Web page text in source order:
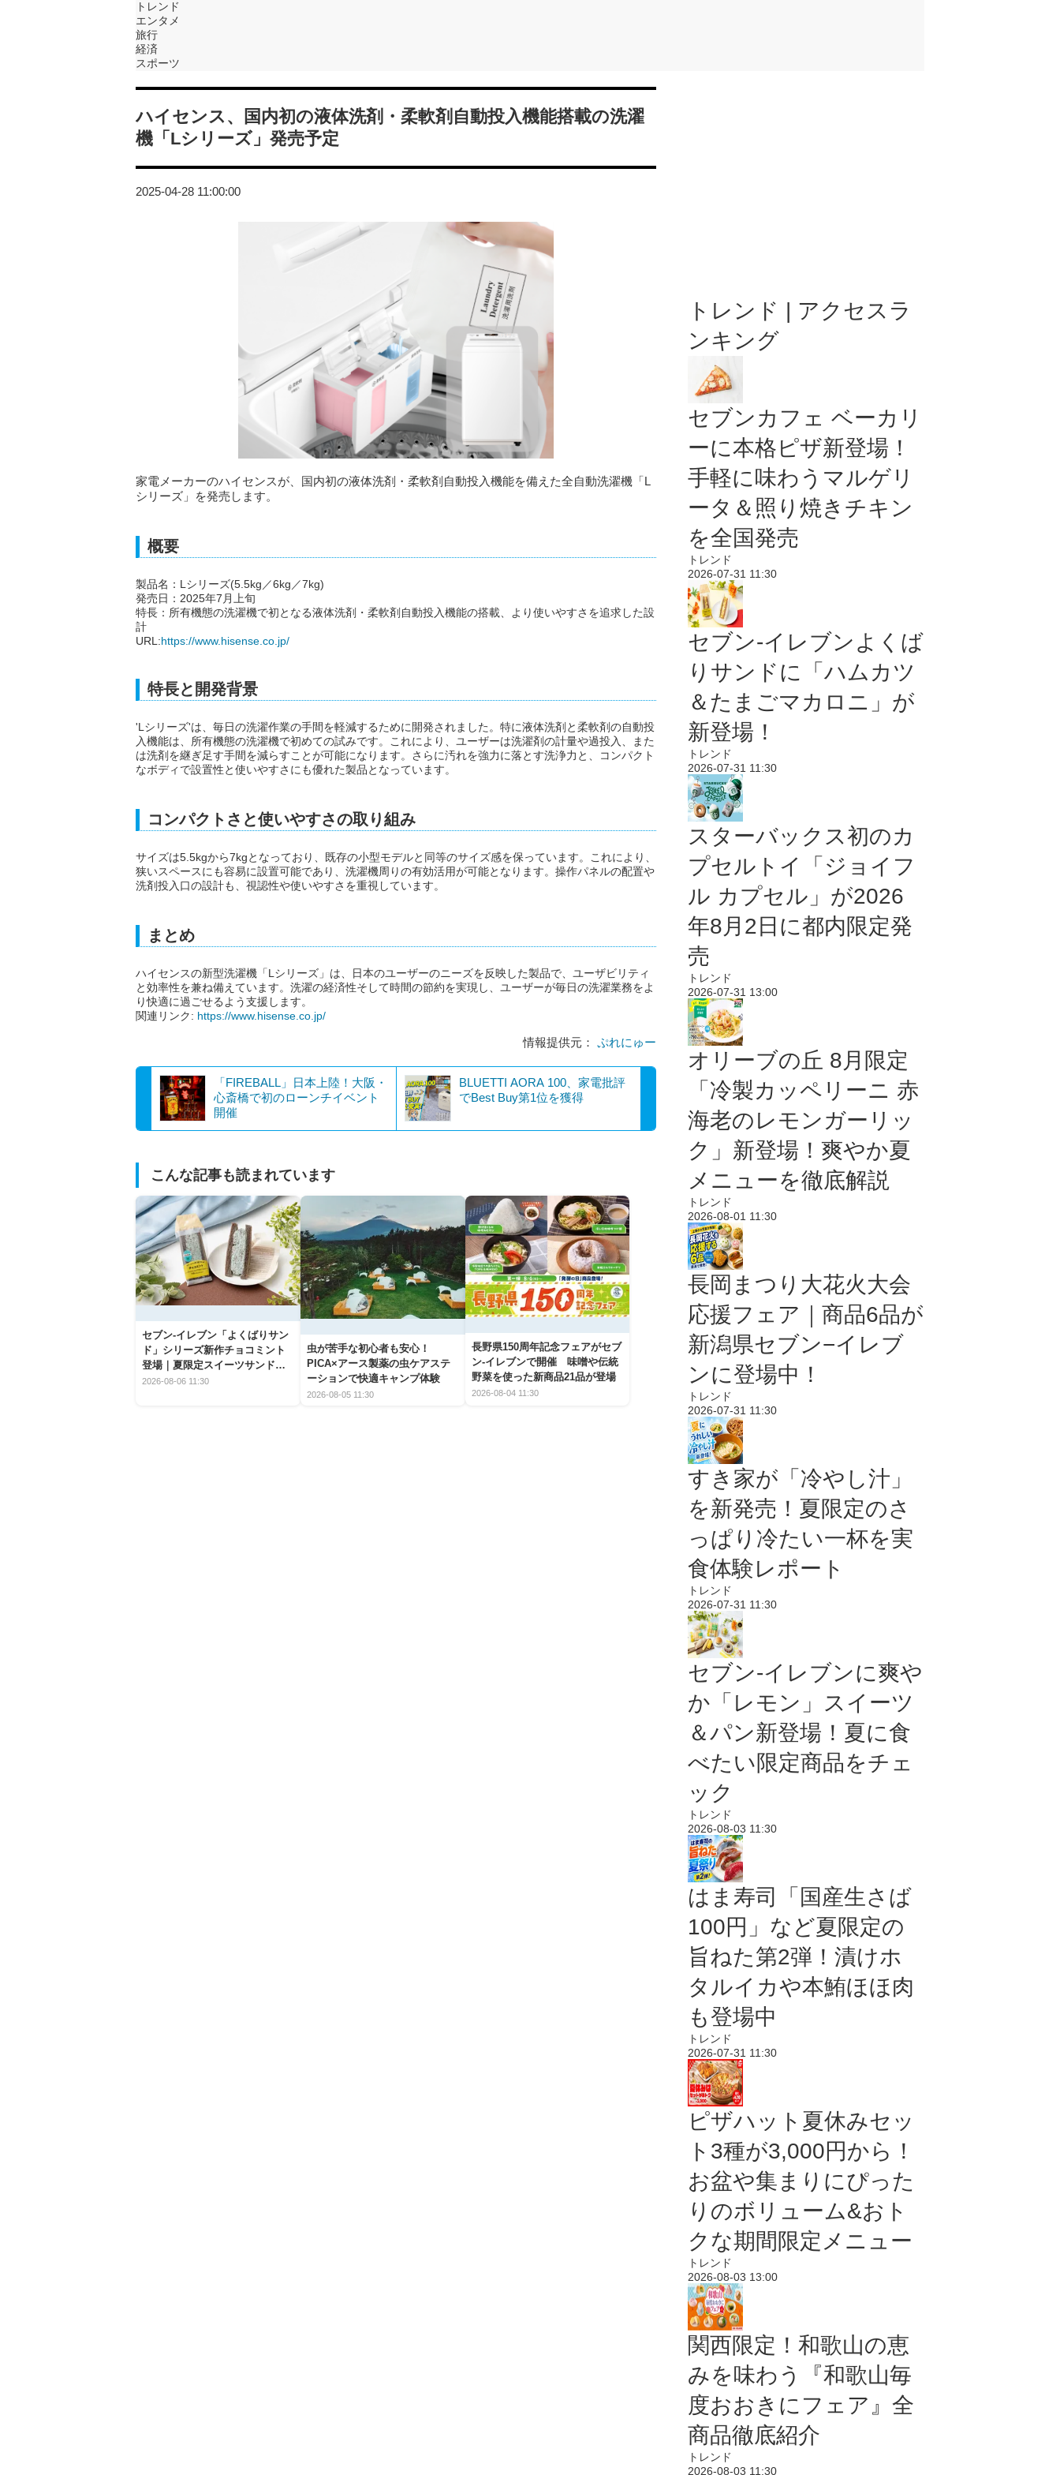
トレンド
エンタメ
旅行
経済
スポーツ
ハイセンス、国内初の液体洗剤・柔軟剤自動投入機能搭載の洗濯
機「Lシリーズ」発売予定
2025-04-28 11:00:00
家電メーカーのハイセンスが、国内初の液体洗剤・柔軟剤自動投入機能を備えた全自動洗濯機「L
シリーズ」を発売します。
概要
製品名：Lシリーズ(5.5kg／6kg／7kg)
発売日：2025年7月上旬
特長：所有機態の洗濯機で初となる液体洗剤・柔軟剤自動投入機能の搭載、より使いやすさを追求した設
計
URL:https://www.hisense.co.jp/
特長と開発背景
'Lシリーズ'は、毎日の洗濯作業の手間を軽減するために開発されました。特に液体洗剤と柔軟剤の自動投
入機能は、所有機態の洗濯機で初めての試みです。これにより、ユーザーは洗濯剤の計量や過投入、また
は洗剤を継ぎ足す手間を減らすことが可能になります。さらに汚れを強力に落とす洗浄力と、コンパクト
なボディで設置性と使いやすさにも優れた製品となっています。
コンパクトさと使いやすさの取り組み
サイズは5.5kgから7kgとなっており、既存の小型モデルと同等のサイズ感を保っています。これにより、
狭いスペースにも容易に設置可能であり、洗濯機周りの有効活用が可能となります。操作パネルの配置や
洗剤投入口の設計も、視認性や使いやすさを重視しています。
まとめ
ハイセンスの新型洗濯機「Lシリーズ」は、日本のユーザーのニーズを反映した製品で、ユーザビリティ
と効率性を兼ね備えています。洗濯の経済性そして時間の節約を実現し、ユーザーが毎日の洗濯業務をよ
り快適に過ごせるよう支援します。
関連リンク: https://www.hisense.co.jp/
情報提供元： ぷれにゅー
「FIREBALL」日本上陸！大阪・
心斎橋で初のローンチイベント
開催
BLUETTI AORA 100、家電批評
でBest Buy第1位を獲得
こんな記事も読まれています
セブン‐イレブン「よくばりサン
ド」シリーズ新作チョコミント
登場｜夏限定スイーツサンドの
爽快な魅力
2026-08-06 11:30
虫が苦手な初心者も安心！
PICA×アース製薬の虫ケアステ
ーションで快適キャンプ体験
2026-08-05 11:30
長野県150周年記念フェアがセブ
ン-イレブンで開催 味噌や伝統
野菜を使った新商品21品が登場
2026-08-04 11:30
トレンド | アクセスラ
ンキング
セブンカフェ ベーカリ
ーに本格ピザ新登場！
手軽に味わうマルゲリ
ータ＆照り焼きチキン
を全国発売
トレンド
2026-07-31 11:30
セブン‐イレブンよくば
りサンドに「ハムカツ
＆たまごマカロニ」が
新登場！
トレンド
2026-07-31 11:30
スターバックス初のカ
プセルトイ「ジョイフ
ル カプセル」が2026
年8月2日に都内限定発
売
トレンド
2026-07-31 13:00
オリーブの丘 8月限定
「冷製カッペリーニ 赤
海老のレモンガーリッ
ク」新登場！爽やか夏
メニューを徹底解説
トレンド
2026-08-01 11:30
長岡まつり大花火大会
応援フェア｜商品6品が
新潟県セブン−イレブ
ンに登場中！
トレンド
2026-07-31 11:30
すき家が「冷やし汁」
を新発売！夏限定のさ
っぱり冷たい一杯を実
食体験レポート
トレンド
2026-07-31 11:30
セブン‐イレブンに爽や
か「レモン」スイーツ
＆パン新登場！夏に食
べたい限定商品をチェ
ック
トレンド
2026-08-03 11:30
はま寿司「国産生さば
100円」など夏限定の
旨ねた第2弾！漬けホ
タルイカや本鮪ほほ肉
も登場中
トレンド
2026-07-31 11:30
ピザハット夏休みセッ
ト3種が3,000円から！
お盆や集まりにぴった
りのボリューム&おト
クな期間限定メニュー
トレンド
2026-08-03 13:00
関西限定！和歌山の恵
みを味わう『和歌山毎
度おおきにフェア』全
商品徹底紹介
トレンド
2026-08-03 11:30